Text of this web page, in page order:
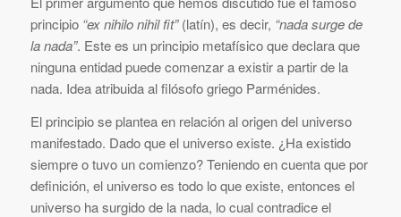
principio “ex nihilo nihil fit”(latín), es decir, “nada surge de
la nada”. Este es un principio metafísico que declara que
ninguna entidad puede comenzar a existir a partir de la
nada. Idea atribuida al filósofo griego Parménides.
El principio se plantea en relación al origen del universo
manifestado. Dado que el universo existe. ¿Ha existido
siempre o tuvo un comienzo? Teniendo en cuenta que por
definición, el universo es todo lo que existe, entonces el
universo ha surgido de la nada, lo cual contradice el